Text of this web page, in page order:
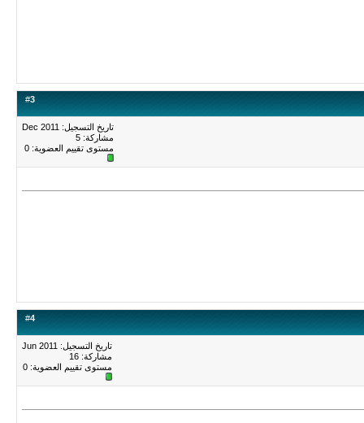
#3
تاريخ التسجيل: Dec 2011
مشاركة: 5
مستوى تقييم العضوية: 0
#4
تاريخ التسجيل: Jun 2011
مشاركة: 16
مستوى تقييم العضوية: 0